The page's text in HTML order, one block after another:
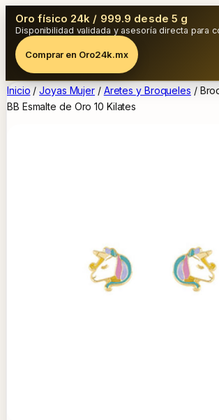
Oro físico 24k / 999.9 desde 5 g
Disponibilidad validada y asesoría directa para
Comprar en Oro24k.mx
Inicio /Joyas Mujer / Aretes y Broqueles /
BB Esmalte de Oro 10 Kilates